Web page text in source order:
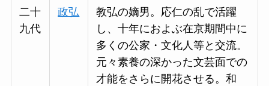
二十
九代
政弘
教弘の嫡男。応仁の乱で活躍
し、十年におよぶ在京期間中に
多くの公家・文化人等と交流。
元々素養の深かった文芸面での
才能をさらに開花させる。和